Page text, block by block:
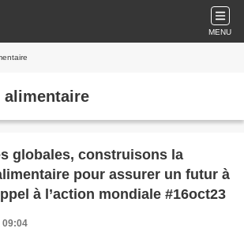
MENU
alimentaire
globales, construisons la
pour assurer un futur à
à l’action mondiale #16oct23
09:04